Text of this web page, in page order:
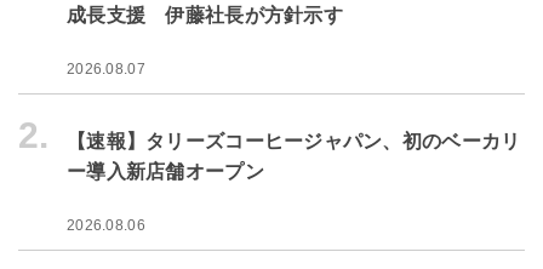
成長支援 伊藤社長が方針示す
2026.08.07
2.
【速報】タリーズコーヒージャパン、初のベーカリ
ー導入新店舗オープン
2026.08.06